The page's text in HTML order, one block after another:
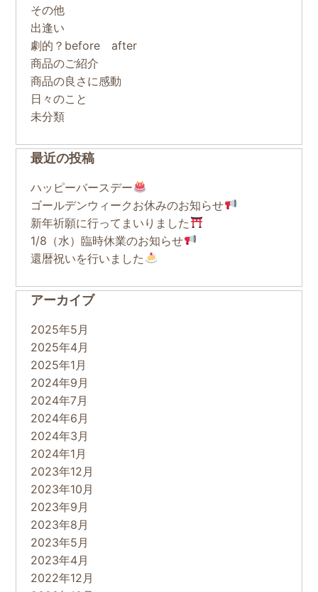
その他
出逢い
劇的？before after
商品のご紹介
商品の良さに感動
日々のこと
未分類
最近の投稿
ハッピーバースデー
ゴールデンウィークお休みのお知らせ
新年祈願に行ってまいりました
1/8（水）臨時休業のお知らせ
還暦祝いを行いました
アーカイブ
2025年5月
2025年4月
2025年1月
2024年9月
2024年7月
2024年6月
2024年3月
2024年1月
2023年12月
2023年10月
2023年9月
2023年8月
2023年5月
2023年4月
2022年12月